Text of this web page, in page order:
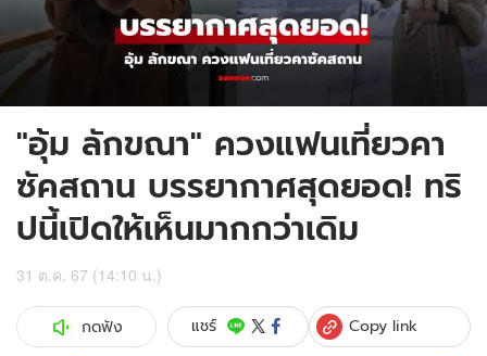
"อุ้ม ลักขณา" ควงแฟนเที่ยวคา
ซัคสถาน บรรยากาศสุดยอด! ทริ
ปนี้เปิดให้เห็นมากกว่าเดิม
31 ต.ค. 67 (14:10 น.)
กดฟัง แชร์ Copy link